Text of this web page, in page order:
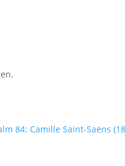
84: Camille Saint-Saëns